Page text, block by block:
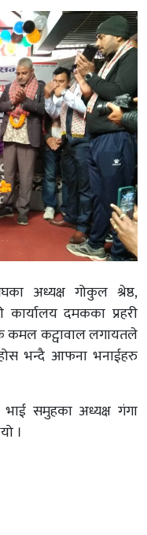
अध्यक्ष गोकुल श्रेष्ठ,
कार्यालय दमकका प्रहरी
कमल कट्वावाल लगायतले
भन्दै आफना भनाईहरु
भाई समुहका अध्यक्ष गंगा
।